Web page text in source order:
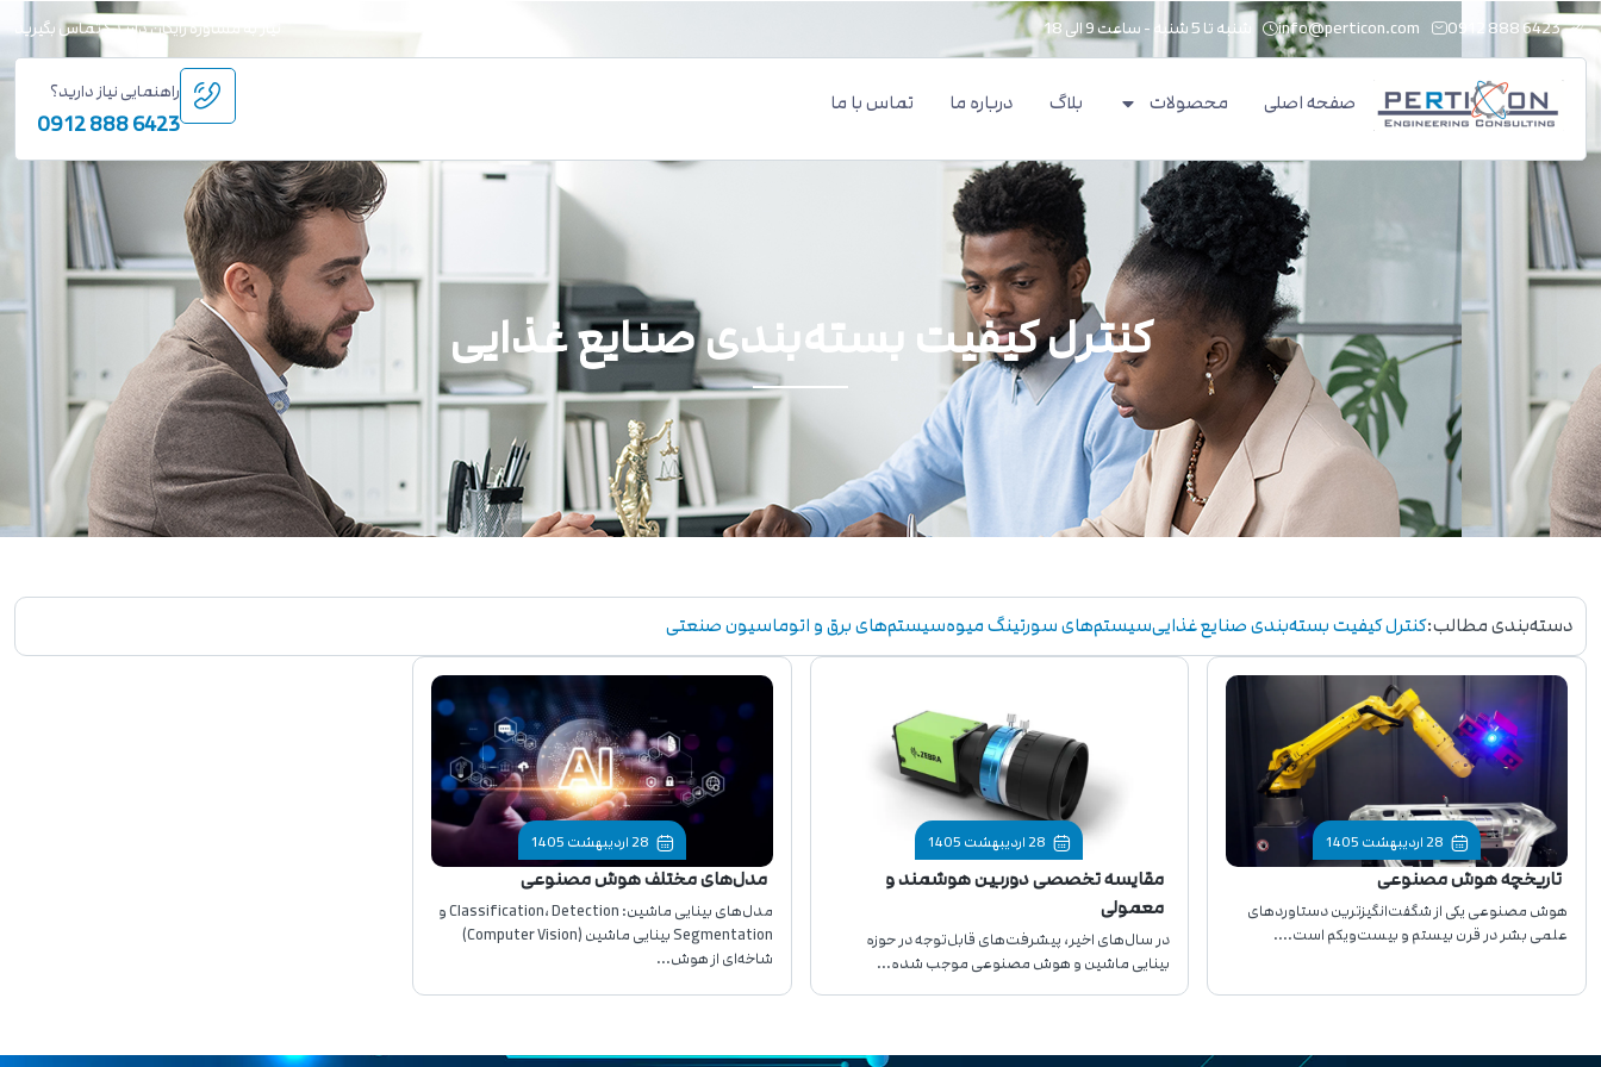
6423 888 0912
info@perticon.com شنبه تا 5 شنبه - ساعت 9 الی 18 نیاز به مشاوره رایگان دارید؟ تماس بگیرید
صفحه اصلی محصولات بلاگ درباره ما تماس با ما راهنمایی نیاز دارید؟
6423 888 0912
کنترل کیفیت بسته‌بندی صنایع غذایی
دسته‌بندی مطالب:کنترل کیفیت بسته‌بندی صنایع غذاییسیستم‌های سورتینگ میوهسیستم‌های برق و اتوماسیون صنعتی
28 اردیبهشت 1405
تاریخچه هوش مصنوعی
هوش مصنوعی یکی از شگفت‌انگیزترین دستاوردهای
علمی بشر در قرن بیستم و بیست‌ویکم است....
28 اردیبهشت 1405
مقایسه تخصصی دوربین هوشمند و
معمولی
در سال‌های اخیر، پیشرفت‌های قابل‌توجه در حوزه
بینایی ماشین و هوش مصنوعی موجب شده...
28 اردیبهشت 1405
مدل‌های مختلف هوش مصنوعی
مدل‌های بینایی ماشین: Classification، Detection و
Segmentation بینایی ماشین (Computer Vision)
شاخه‌ای از هوش...